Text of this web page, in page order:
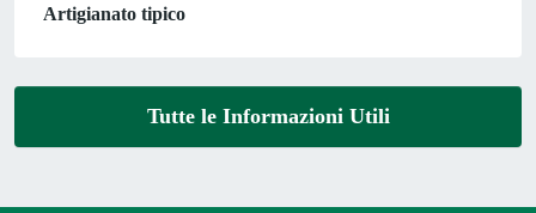
Artigianato tipico
Tutte le Informazioni Utili